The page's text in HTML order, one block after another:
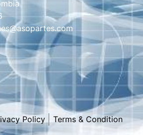
Policy Terms & Condition